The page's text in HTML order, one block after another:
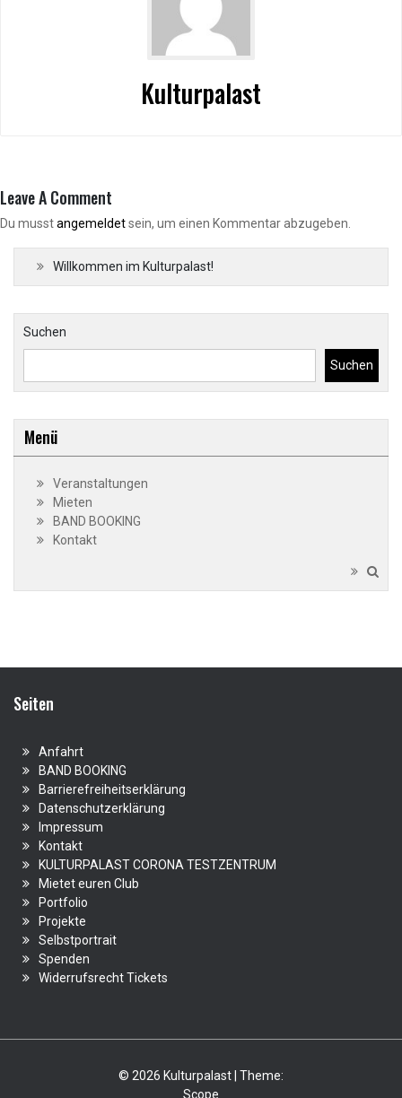
Kulturpalast
Leave A Comment
Du musstangemeldetsein, um einen Kommentar abzugeben.
Willkommen im Kulturpalast!
Suchen
Suchen
Menü
Veranstaltungen
Mieten
BAND BOOKING
Kontakt
Seiten
Anfahrt
BAND BOOKING
Barrierefreiheitserklärung
Datenschutzerklärung
Impressum
Kontakt
KULTURPALAST CORONA TESTZENTRUM
Mietet euren Club
Portfolio
Projekte
Selbstportrait
Spenden
Widerrufsrecht Tickets
© 2026 Kulturpalast | Theme:
Scope